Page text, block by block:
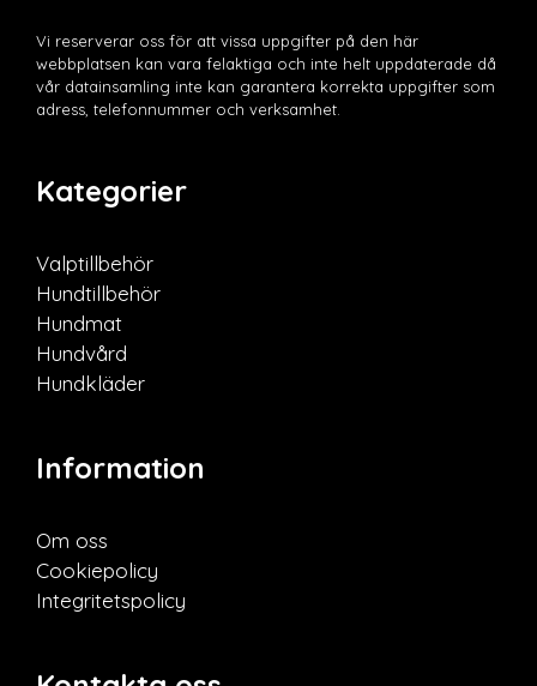
Vi reserverar oss för att vissa uppgifter på den här
webbplatsen kan vara felaktiga och inte helt uppdaterade då
vår datainsamling inte kan garantera korrekta uppgifter som
adress, telefonnummer och verksamhet.
Kategorier
Valptillbehör
Hundtillbehör
Hundmat
Hundvård
Hundkläder
Information
Om oss
Cookiepolicy
Integritetspolicy